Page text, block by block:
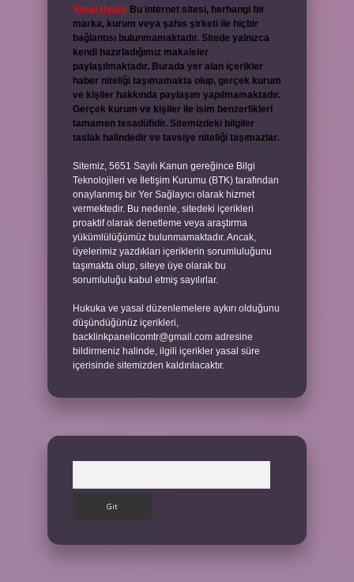
Yasal Uyarı: Bu internet sitesi, herhangi bir
marka, kurum veya şahıs şirketi ile hiçbir
bağlantısı bulunmamaktadır. Sitede yalnızca
kendi hazırladığımız makaleler
paylaşılmaktadır. Burada yer alan içerikler
haber niteliği taşımamakta olup, gerçek kurum
ve kişiler hakkında paylaşım yapılmamaktadır.
Gerçek kurum ve kişiler ile isim benzerlikleri
tamamen tesadüfidir. Sitemizdeki bilgiler
taslak halindedir ve tavsiye niteliği taşımazlar.
Sitemiz, 5651 Sayılı Kanun gereğince Bilgi
Teknolojileri ve İletişim Kurumu (BTK) tarafından
onaylanmış bir Yer Sağlayıcı olarak hizmet
vermektedir. Bu nedenle, sitedeki içerikleri
proaktif olarak denetleme veya araştırma
yükümlülüğümüz bulunmamaktadır. Ancak,
üyelerimiz yazdıkları içeriklerin sorumluluğunu
taşımakta olup, siteye üye olarak bu
sorumluluğu kabul etmiş sayılırlar.
Hukuka ve yasal düzenlemelere aykırı olduğunu
düşündüğünüz içerikleri,
backlinkpanelicomtr@gmail.com adresine
bildirmeniz halinde, ilgili içerikler yasal süre
içerisinde sitemizden kaldırılacaktır.